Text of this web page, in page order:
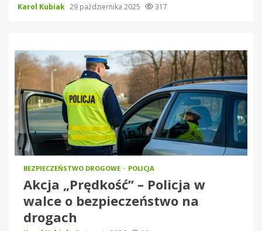
Karol Kubiak 29 października 2025 317
BEZPIECZEŃSTWO DROGOWE POLICJA
Akcja „Prędkość” – Policja w
walce o bezpieczeństwo na
drogach